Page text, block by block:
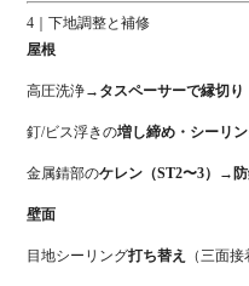
4｜下地調整と補修
屋根
高圧洗浄→ タスペーサーで縁切り
釘/ビス浮きの増し締め・シーリ
金属錆部のケレン（ST2〜3）→
壁面
目地シーリング打ち替え （三面接